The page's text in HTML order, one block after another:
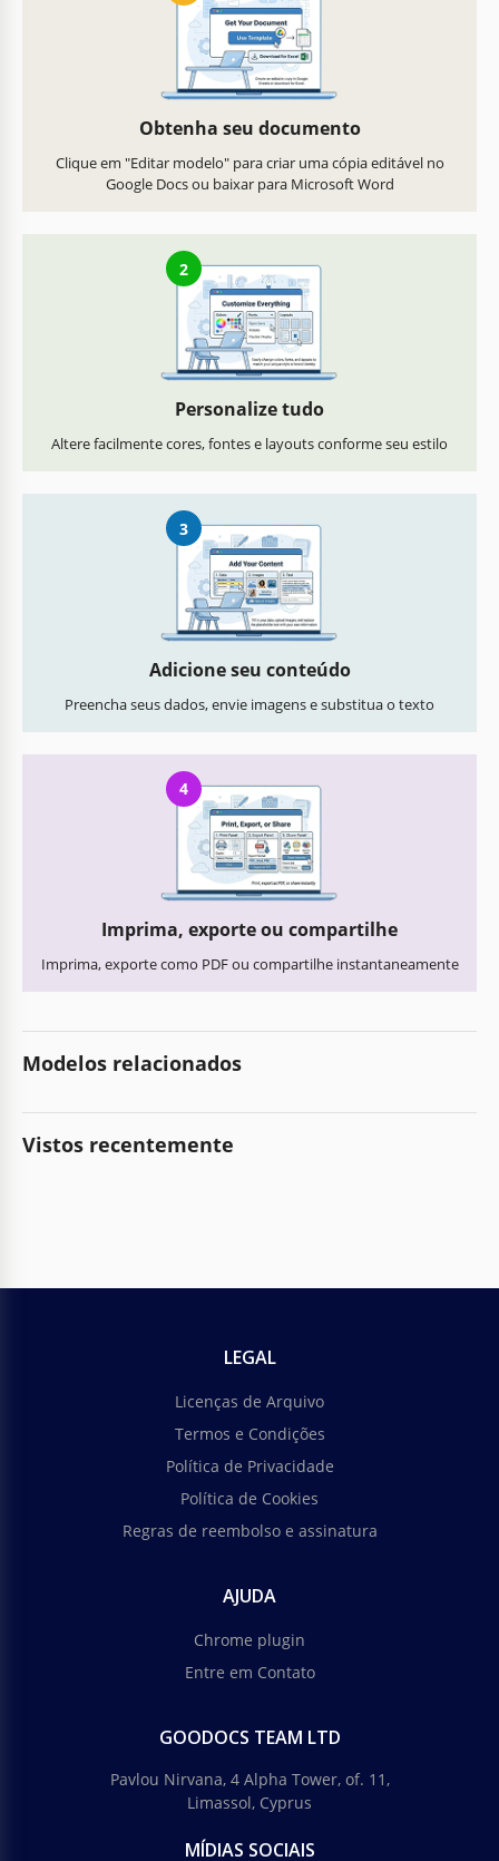
Obtenha seu documento
Clique em "Editar modelo" para criar uma cópia editável no
Google Docs ou baixar para Microsoft Word
2
Personalize tudo
Altere facilmente cores, fontes e layouts conforme seu estilo
3
Adicione seu conteúdo
Preencha seus dados, envie imagens e substitua o texto
4
Imprima, exporte ou compartilhe
Imprima, exporte como PDF ou compartilhe instantaneamente
Modelos relacionados
Vistos recentemente
LEGAL
Licenças de Arquivo
Termos e Condições
Política de Privacidade
Política de Cookies
Regras de reembolso e assinatura
AJUDA
Chrome plugin
Entre em Contato
GOODOCS TEAM LTD
Pavlou Nirvana, 4 Alpha Tower, of. 11,
Limassol, Cyprus
MÍDIAS SOCIAIS